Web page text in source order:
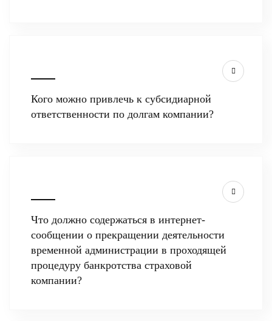
Кого можно привлечь к субсидиарной
ответственности по долгам компании?
Что должно содержаться в интернет-
сообщении о прекращении деятельности
временной администрации в проходящей
процедуру банкротства страховой
компании?